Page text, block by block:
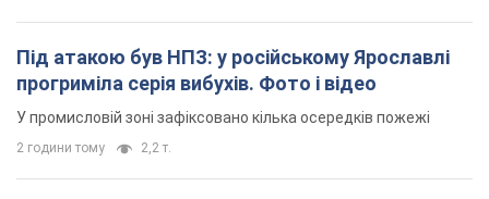
Під атакою був НПЗ: у російському Ярославлі
прогриміла серія вибухів. Фото і відео
У промисловій зоні зафіксовано кілька осередків пожежі
2 години тому 2,2 т.